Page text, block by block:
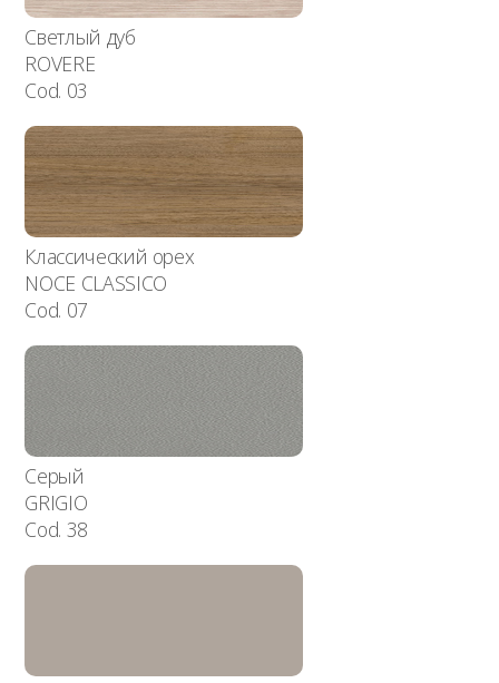
Светлый дуб
ROVERE
Cod. 03
Классический орех
NOCE CLASSICO
Cod. 07
Серый
GRIGIO
Cod. 38